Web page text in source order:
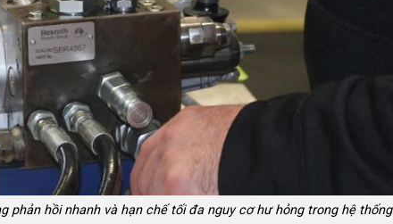
phản hồi nhanh và hạn chế tối đa nguy cơ hư hỏng trong hệ thống